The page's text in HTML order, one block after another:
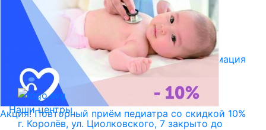
Акция! Повторный приём педиатра со скидкой 10%
Библиотека пациента
Правовая информация
Версия для слабовидящих
Наши центры
г. Королёв, ул. Циолковского, 7 закрыто до